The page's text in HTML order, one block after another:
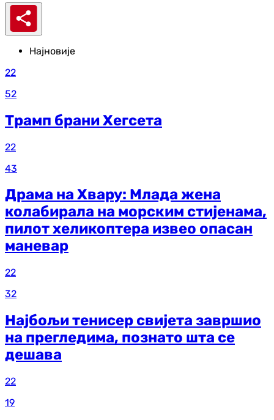
Најновије
22
52
Трамп брани Хегсета
22
43
Драма на Хвару: Млада жена
колабирала на морским стијенама,
пилот хеликоптера извео опасан
маневар
22
32
Најбољи тенисер свијета завршио
на прегледима, познато шта се
дешава
22
19